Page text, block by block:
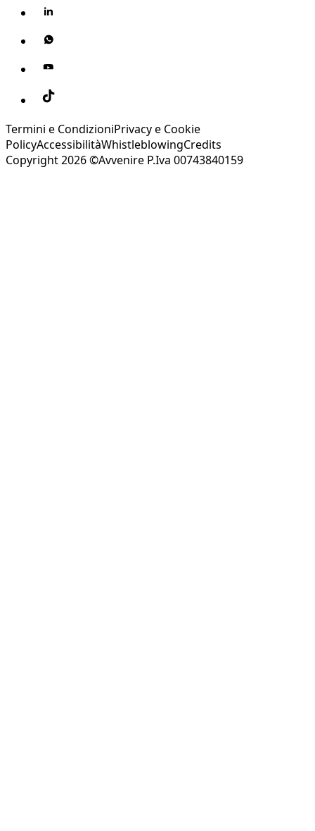
Termini e CondizioniPrivacy e Cookie
PolicyAccessibilitàWhistleblowingCredits
Copyright 2026 ©Avvenire P.Iva 00743840159